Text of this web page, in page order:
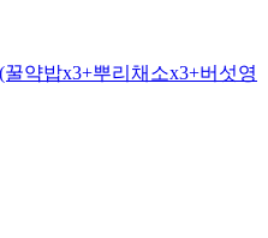
약밥x3+뿌리채소x3+버섯영